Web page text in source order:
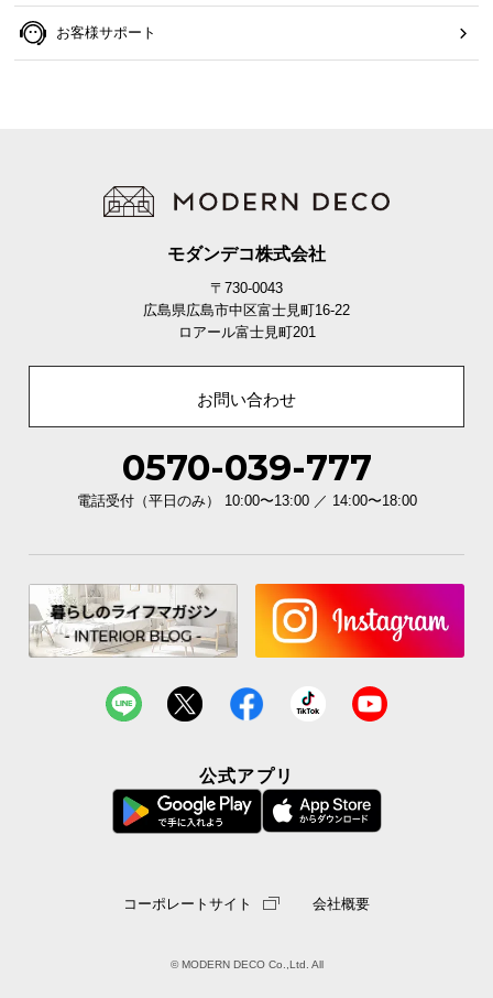
お客様サポート
モダンデコ株式会社
〒730-0043
広島県広島市中区富士見町16-22
ロアール富士見町201
お問い合わせ
0570-039-777
電話受付（平日のみ） 10:00〜13:00 ／ 14:00〜18:00
公式アプリ
コーポレートサイト 会社概要
© MODERN DECO Co.,Ltd. All